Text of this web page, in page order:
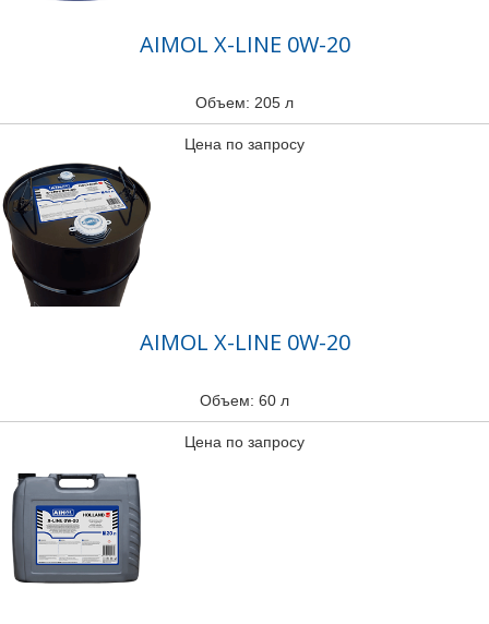
AIMOL X-LINE 0W-20
Объем: 205 л
Цена по запросу
AIMOL X-LINE 0W-20
Объем: 60 л
Цена по запросу